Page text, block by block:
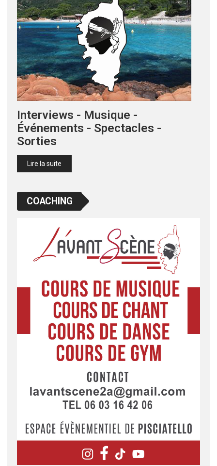
Interviews - Musique -
Événements - Spectacles -
Sorties
Lire la suite
COACHING